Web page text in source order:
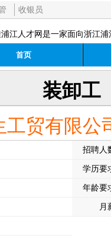
收银员
浦江人才网是一家面向浙江
首页
装卸工
工贸有限公
招聘人
学历要
年龄要
月